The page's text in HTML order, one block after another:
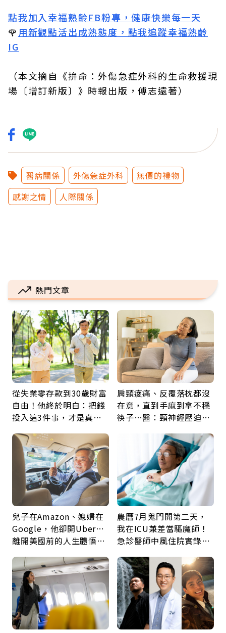
點我加入幸福熟齡FB粉專，健康快樂每一天
🌹用新觀點活出成熟態度，點我追蹤幸福熟齡
IG
（本文摘自 《拚命：外傷急症外科的生命救援現
場〔增訂新版〕》時報出版，傅志遠著）
醫病關係 外傷急症外科
無價的禮物
感謝之情
人際關係
熱門文章
從失業零存款到30歲財富
自由！他終於明白：把錢
投入這3件事，才是真正
肩頸痠痛、反覆落枕都沒
在意，直到手麻到拿不穩
筷子…醫：頸神經壓迫上
兒子在Amazon、媳婦在
Google，他卻開Uber…
離開美國前的人生體悟：
農曆7月鬼門開第二天，
我在ICU兼差當驅魔師！
急診醫師中風住院實錄：